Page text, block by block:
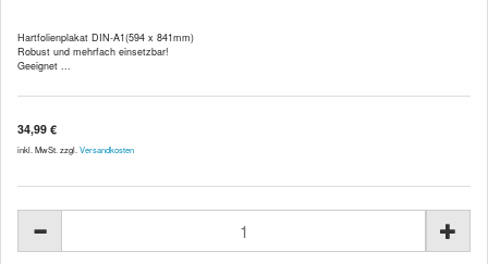
Hartfolienplakat DIN-A1(594 x 841mm)
Robust und mehrfach einsetzbar!
Geeignet ...
34,99 €
inkl. MwSt. zzgl. Versandkosten